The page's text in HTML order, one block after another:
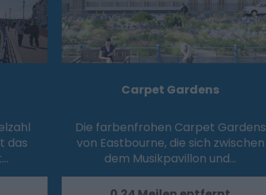
das
Carpet Gardens
Die farbenfrohen Carpet Gardens
von Eastbourne, die sich zwischen
dem Musikpavillon und…